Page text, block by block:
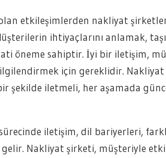
etkileşimlerden nakliyat
ihtiyaçlarını anlamak,
öneme sahiptir. İyi bir iletişim,
için gereklidir.
şekilde iletmeli, her aşamada
iletişim, dil bariyerleri,
Nakliyat şirketi, müşteriyle